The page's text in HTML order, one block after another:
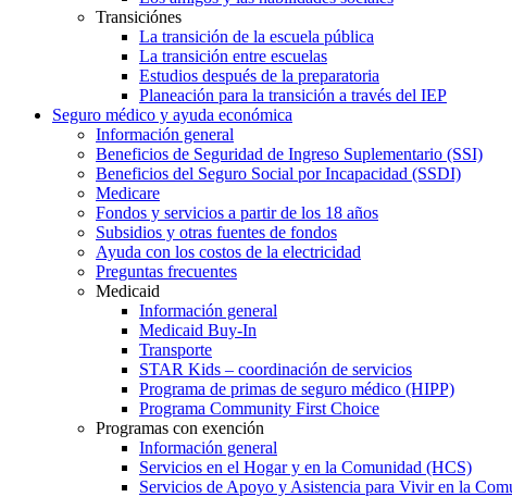
Transiciónes
La transición de la escuela pública
La transición entre escuelas
Estudios después de la preparatoria
Planeación para la transición a través del IEP
Seguro médico y ayuda económica
Información general
Beneficios de Seguridad de Ingreso Suplementario (SSI)
Beneficios del Seguro Social por Incapacidad (SSDI)
Medicare
Fondos y servicios a partir de los 18 años
Subsidios y otras fuentes de fondos
Ayuda con los costos de la electricidad
Preguntas frecuentes
Medicaid
Información general
Medicaid Buy-In
Transporte
STAR Kids – coordinación de servicios
Programa de primas de seguro médico (HIPP)
Programa Community First Choice
Programas con exención
Información general
Servicios en el Hogar y en la Comunidad (HCS)
Servicios de Apoyo y Asistencia para Vivir en la